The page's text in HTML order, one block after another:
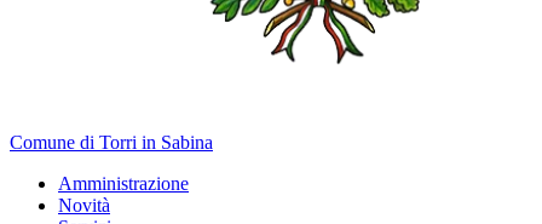
Comune di Torri in Sabina
Amministrazione
Novità